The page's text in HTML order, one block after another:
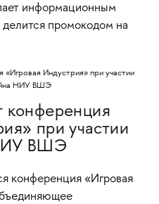
информационным
промокодом на
конференция
при участии
ВШЭ
конференция «Игровая